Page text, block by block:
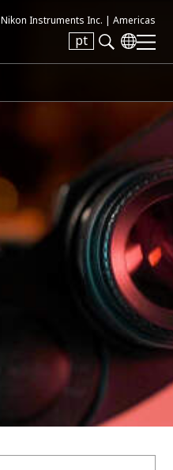
Nikon Instruments Inc. | Americas
pt